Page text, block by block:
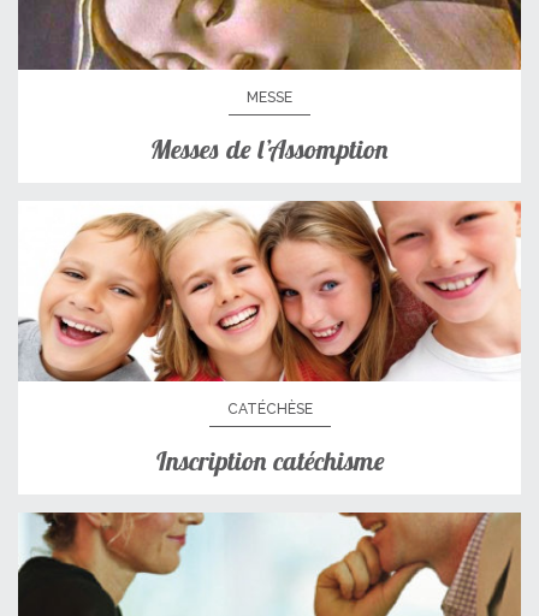
MESSE
Messes de l’Assomption
CATÉCHÈSE
Inscription catéchisme